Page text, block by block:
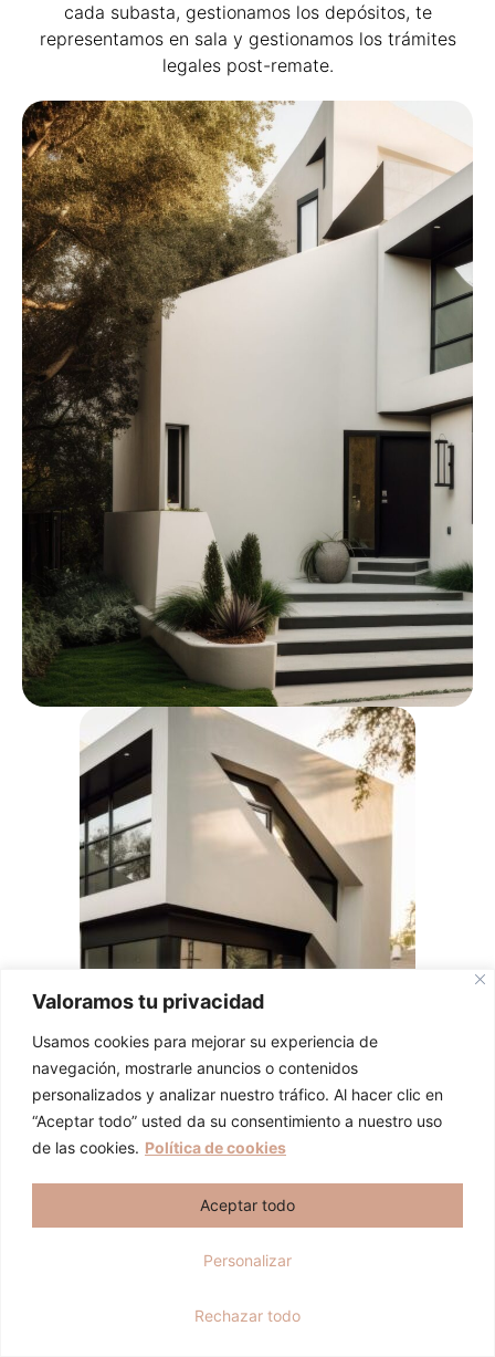
Valoramos tu privacidad
Usamos cookies para mejorar su experiencia de
navegación, mostrarle anuncios o contenidos
personalizados y analizar nuestro tráfico. Al hacer clic en
“Aceptar todo” usted da su consentimiento a nuestro uso
de las cookies. Política de cookies
Personalizar
Rechazar todo
Aceptar todo
cada subasta, gestionamos los depósitos, te
representamos en sala y gestionamos los trámites
legales post-remate.
contacta con nosotros
Datos estadísticos viviendas
Hola, soy Cristina y me gustaría
forma exponencial.